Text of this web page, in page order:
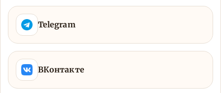
Telegram
ВКонтакте